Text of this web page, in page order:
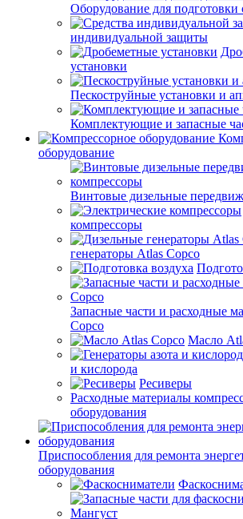
Оборудование для подготовки
индивидуальной защиты
установки
Пескоструйные установки и
Комплектующие и запасные
оборудование
Винтовые дизельные
компрессоры
генераторы Atlas Copco
Запасные части и расходные
Copco
Масло
и кислорода
Ресиверы
Расходные материалы
оборудования
Приспособления для ремонта
оборудования